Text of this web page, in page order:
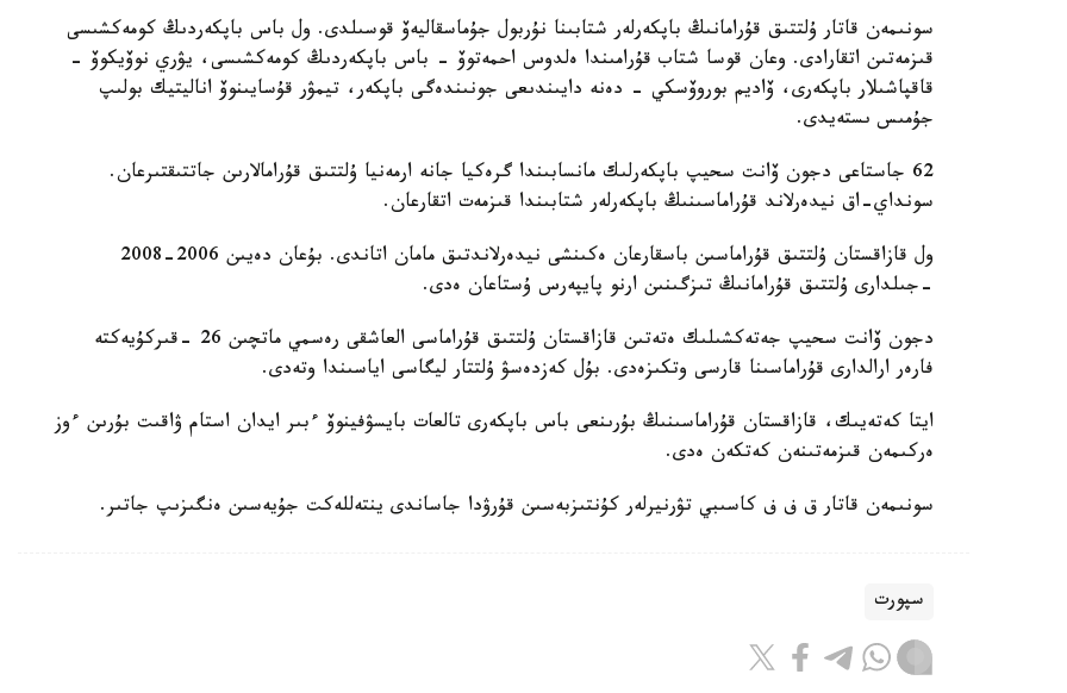
سونىمەن قاتار ۇلتتىق قۇرامانىڭ باپكەرلەر شتابىنا نۇربول جۇماسقاليەۆ قوسىلدى. ول باس باپكەردىڭ كومەكشىسى
قىزمەتىن اتقارادى. وعان قوسا شتاب قۇرامىندا ەلدوس احمەتوۆ - باس باپكەردىڭ كومەكشىسى، يۋري نوۆيكوۆ -
قاقپاشىلار باپكەرى، ۆاديم بوروۆسكي - دەنە دايىندىعى جونىندەگى باپكەر، تيمۋر قۇسايىنوۆ اناليتيك بولىپ
جۇمىس ىستەيدى.
62 جاستاعى دجون ۆانت سحيپ باپكەرلىك مانسابىندا گرەكيا جانە ارمەنيا ۇلتتىق قۇرامالارىن جاتتىقتىرعان.
سونداي-اق نيدەرلاند قۇراماسىنىڭ باپكەرلەر شتابىندا قىزمەت اتقارعان.
ول قازاقستان ۇلتتىق قۇراماسىن باسقارعان ەكىنشى نيدەرلاندتىق مامان اتاندى. بۇعان دەيىن 2006-2008
-جىلدارى ۇلتتىق قۇرامانىڭ تىزگىنىن ارنو پايپەرس ۇستاعان ەدى.
دجون ۆانت سحيپ جەتەكشىلىك ەتەتىن قازاقستان ۇلتتىق قۇراماسى العاشقى رەسمي ماتچىن 26 -قىركۇيەكتە
فارەر ارالدارى قۇراماسىنا قارسى وتكىزەدى. بۇل كەزدەسۋ ۇلتتار ليگاسى اياسىندا وتەدى.
ايتا كەتەيىك، قازاقستان قۇراماسىنىڭ بۇرىنعى باس باپكەرى تالعات بايسۋفينوۆ ءبىر ايدان استام ۋاقىت بۇرىن ءوز
ەركىمەن قىزمەتىنەن كەتكەن ەدى.
سونىمەن قاتار ق ف ف كاسىبي تۋرنيرلەر كۇنتىزبەسىن قۇرۋدا جاساندى ينتەللەكت جۇيەسىن ەنگىزىپ جاتىر.
سپورت